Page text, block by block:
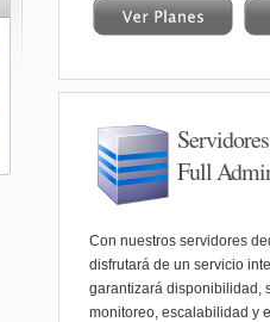
Full
Con nuestros servidores
disfrutará de un servicio
garantizará disponibilidad,
monitoreo, escalabilidad y